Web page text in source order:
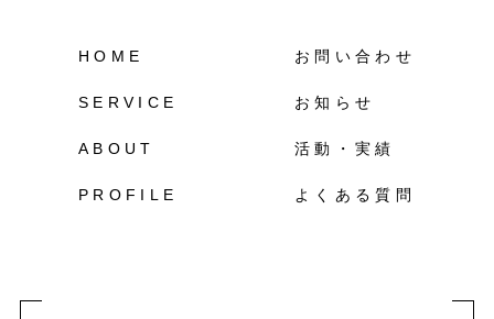
HOME
SERVICE
ABOUT
PROFILE
お問い合わせ
お知らせ
活動・実績
よくある質問